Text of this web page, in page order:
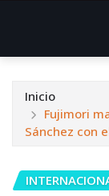
Inicio
Fujimori
Sánchez con